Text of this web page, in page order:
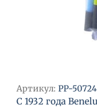
Артикул: PP-50724
С 1932 года